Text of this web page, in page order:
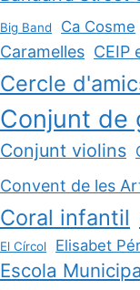
Big Band Ca Cosme
Caramelles CEIP
Cercle
Conjunt de
Conjunt violins
Convent de les
Coral infantil
El Círcol
Elisabet
Escola